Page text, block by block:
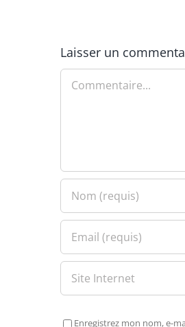
Laisser un
Commentaire
Enregistrez mon nom, e-